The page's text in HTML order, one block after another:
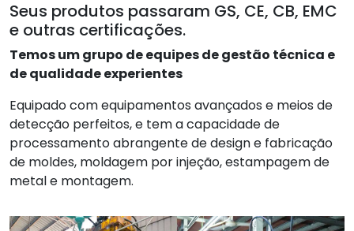
Seus produtos passaram GS, CE, CB, EMC
e outras certificações.
Temos um grupo de equipes de gestão técnica e
de qualidade experientes
Equipado com equipamentos avançados e meios de
detecção perfeitos, e tem a capacidade de
processamento abrangente de design e fabricação
de moldes, moldagem por injeção, estampagem de
metal e montagem.